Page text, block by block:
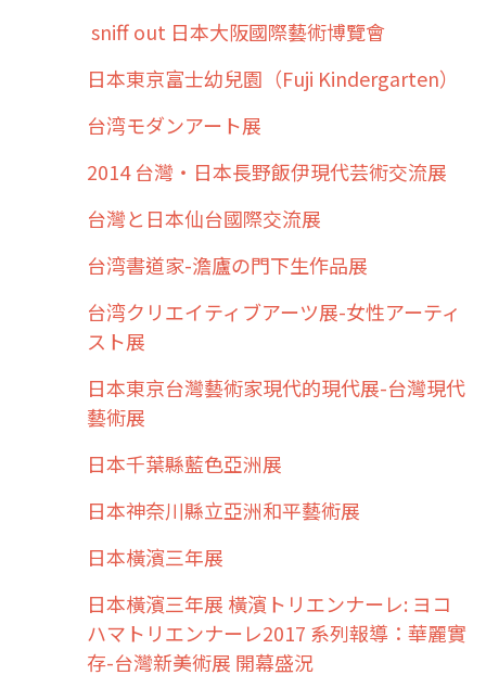
sniff out 日本大阪國際藝術博覽會
日本東京富士幼兒園（Fuji Kindergarten）
台湾モダンアート展
2014 台灣・日本長野飯伊現代芸術交流展
台灣と日本仙台國際交流展
台湾書道家-澹廬の門下生作品展
台湾クリエイティブアーツ展-女性アーティ
スト展
日本東京台灣藝術家現代的現代展-台灣現代
藝術展
日本千葉縣藍色亞洲展
日本神奈川縣立亞洲和平藝術展
日本橫濱三年展
日本橫濱三年展 橫濱トリエンナーレ: ヨコ
ハマトリエンナーレ2017 系列報導：華麗實
存-台灣新美術展 開幕盛況